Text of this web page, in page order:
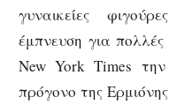
γυναικείες
έμπνευση για πολλές
New York Times
πρόγονο της